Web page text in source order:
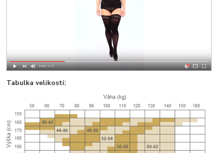
Tabulka velikostí: